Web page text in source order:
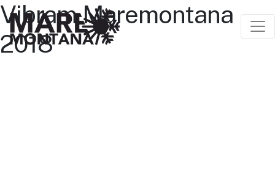
Vibram Maremontana
2018